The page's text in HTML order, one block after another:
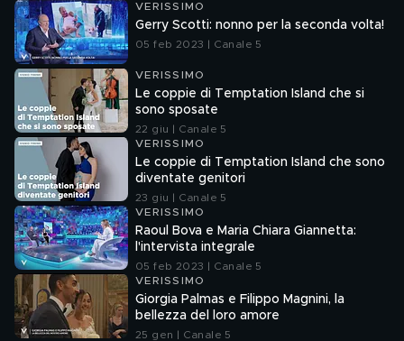
VERISSIMO
Gerry Scotti: nonno per la seconda volta!
05 feb 2023 | Canale 5
VERISSIMO
Le coppie di Temptation Island che si
sono sposate
22 giu | Canale 5
VERISSIMO
Le coppie di Temptation Island che sono
diventate genitori
23 giu | Canale 5
VERISSIMO
Raoul Bova e Maria Chiara Giannetta:
l'intervista integrale
05 feb 2023 | Canale 5
VERISSIMO
Giorgia Palmas e Filippo Magnini, la
bellezza del loro amore
25 gen | Canale 5